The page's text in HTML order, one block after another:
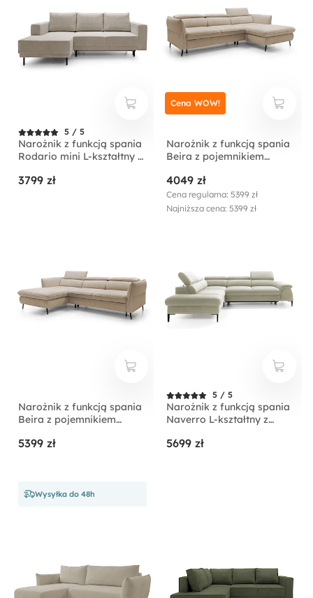
5 / 5
Narożnik z funkcją spania
Rodario mini L-kształtny z
ciemnobeżowy sztruks
3799 zł
Narożnik z funkcją spania
Beira z pojemnikiem
4049 zł
Cena regularna: 5399 zł
Najniższa cena: 5399 zł
Cena WOW!
Narożnik z funkcją spania
Beira z pojemnikiem
5399 zł
Wysyłka do 48h
5 / 5
Narożnik z funkcją spania
Naverro L-kształtny z
velvet hydrofobowy
5699 zł